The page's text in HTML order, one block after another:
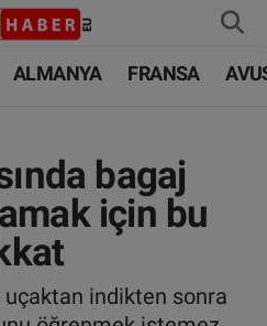
ALMANYA FRANSA
bagaj
için bu
indikten sonra
ve Fikstür